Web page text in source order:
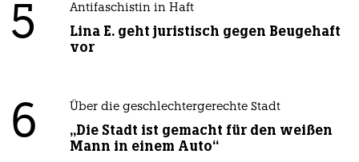
5 Antifaschistin in Haft
Lina E. geht juristisch gegen Beugehaft
vor
6 Über die geschlechtergerechte Stadt
„Die Stadt ist gemacht für den weißen
Mann in einem Auto“